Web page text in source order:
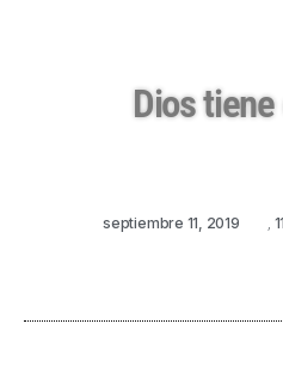
Dios
septiembre 11, 2019 ,